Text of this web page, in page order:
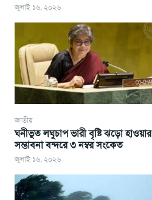
জুলাই ১৬, ২০২৬
জাতীয়
ঘনীভূত লঘুচাপ ভারী বৃষ্টি ঝড়ো হাওয়ার
সম্ভাবনা বন্দরে ৩ নম্বর সংকেত
জুলাই ১৬, ২০২৬